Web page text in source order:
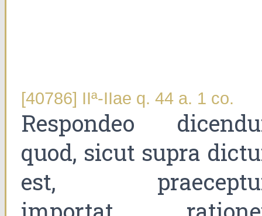
[40786] IIª-IIae q. 44 a. 1 co.
Respondeo
quod, sicut supra
est,